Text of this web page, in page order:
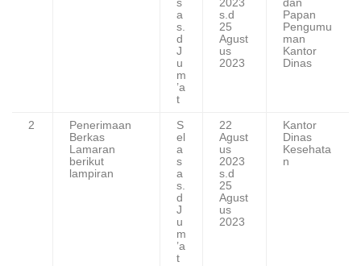
s
a
s.
d
J
u
m
’a
t
2023
s.d
25
Agust
us
2023
dan
Papan
Pengumu
man
Kantor
Dinas
2
Penerimaan
Berkas
Lamaran
berikut
lampiran
S
el
a
s
a
s.
d
J
u
m
’a
t
22
Agust
us
2023
s.d
25
Agust
us
2023
Kantor
Dinas
Kesehata
n